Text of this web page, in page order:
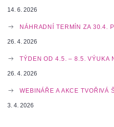
G
A
T
14. 6. 2026
NÁHRADNÍ TERMÍN ZA 30.4.
26. 4. 2026
TÝDEN OD 4.5. – 8.5. VÝUKA
26. 4. 2026
WEBINÁŘE A AKCE TVOŘIVÁ
3. 4. 2026